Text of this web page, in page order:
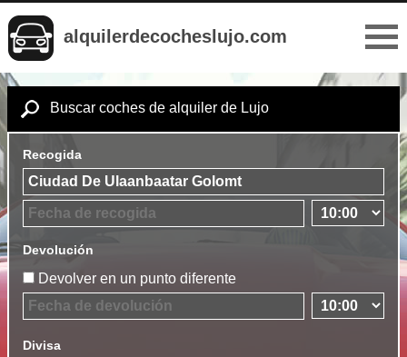
alquilerdecocheslujo.com
Buscar coches de alquiler de Lujo
Recogida
Devolución
Devolver en un punto diferente
Divisa